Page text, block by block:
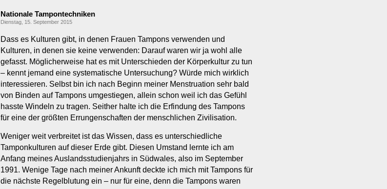
Nationale Tampontechniken
Dienstag, 15. September 2015
Dass es Kulturen gibt, in denen Frauen Tampons verwenden und
Kulturen, in denen sie keine verwenden: Darauf waren wir ja wohl alle
gefasst. Möglicherweise hat es mit Unterschieden der Körperkultur zu tun
– kennt jemand eine systematische Untersuchung? Würde mich wirklich
interessieren. Selbst bin ich nach Beginn meiner Menstruation sehr bald
von Binden auf Tampons umgestiegen, allein schon weil ich das Gefühl
hasste Windeln zu tragen. Seither halte ich die Erfindung des Tampons
für eine der größten Errungenschaften der menschlichen Zivilisation.
Weniger weit verbreitet ist das Wissen, dass es unterschiedliche
Tamponkulturen auf dieser Erde gibt. Diesen Umstand lernte ich am
Anfang meines Auslandsstudienjahrs in Südwales, also im September
1991. Wenige Tage nach meiner Ankunft deckte ich mich mit Tampons für
die nächste Regelblutung ein – nur für eine, denn die Tampons waren